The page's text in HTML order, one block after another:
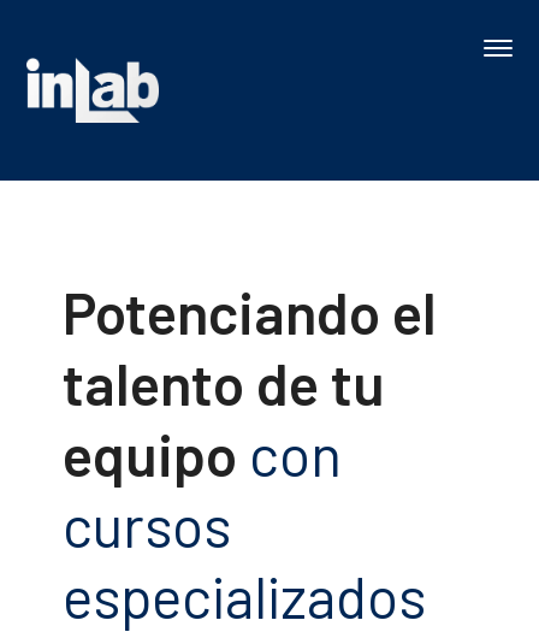
Potenciando el
talento de tu
equipo con
cursos
especializados